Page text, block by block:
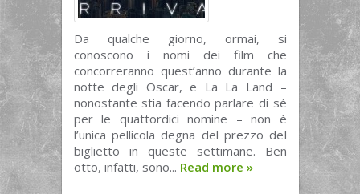
Da qualche giorno, ormai, si
conoscono i nomi dei film che
concorreranno quest’anno durante la
notte degli Oscar, e La La Land –
nonostante stia facendo parlare di sé
per le quattordici nomine – non è
l’unica pellicola degna del prezzo del
biglietto in queste settimane. Ben
otto, infatti, sono... Read more »